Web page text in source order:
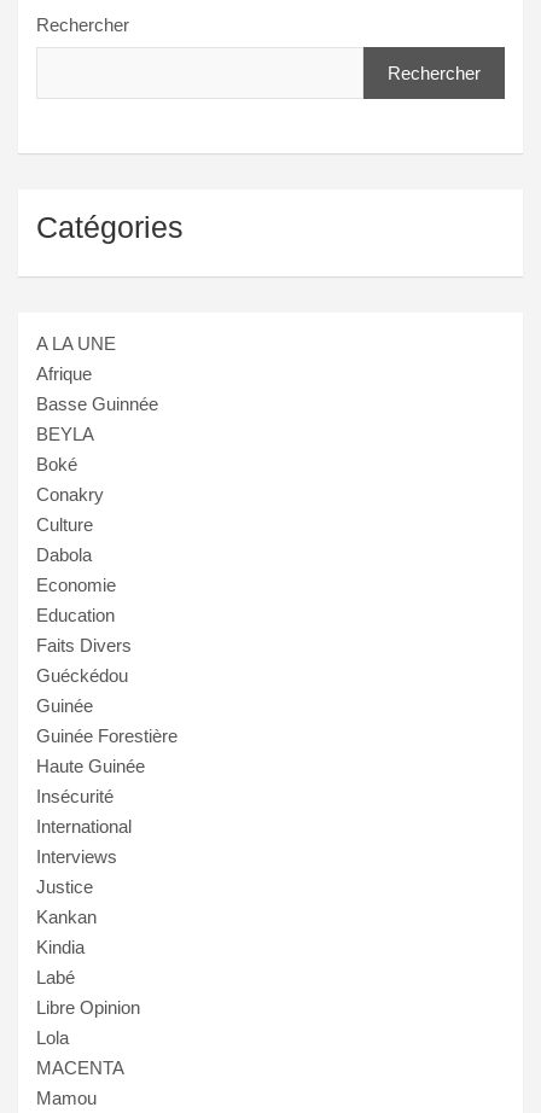
Rechercher
Rechercher
Catégories
A LA UNE
Afrique
Basse Guinnée
BEYLA
Boké
Conakry
Culture
Dabola
Economie
Education
Faits Divers
Guéckédou
Guinée
Guinée Forestière
Haute Guinée
Insécurité
International
Interviews
Justice
Kankan
Kindia
Labé
Libre Opinion
Lola
MACENTA
Mamou